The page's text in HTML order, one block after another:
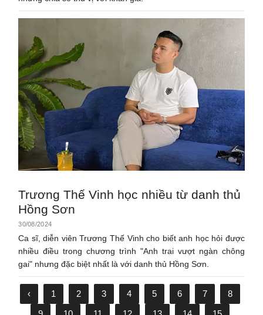
Trương Thế Vinh học nhiều từ danh thủ
Hồng Sơn
30/08/2024
Ca sĩ, diễn viên Trương Thế Vinh cho biết anh học hỏi được
nhiều điều trong chương trình "Anh trai vượt ngàn chông
gai" nhưng đặc biệt nhất là với danh thủ Hồng Sơn.
‹ 1 2 3 4 5 6 7
8